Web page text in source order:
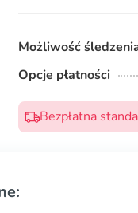
Możliwość
Opcje płatności
Bezpłatna